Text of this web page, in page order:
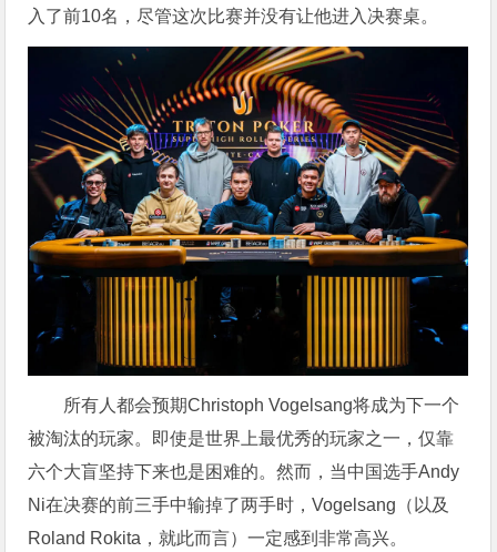
入了前10名，尽管这次比赛并没有让他进入决赛桌。
所有人都会预期Christoph Vogelsang将成为下一个
被淘汰的玩家。即使是世界上最优秀的玩家之一，仅靠
六个大盲坚持下来也是困难的。然而，当中国选手Andy
Ni在决赛的前三手中输掉了两手时，Vogelsang（以及
Roland Rokita，就此而言）一定感到非常高兴。